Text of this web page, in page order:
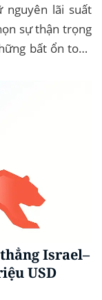
nguyên lãi suất
sự thận trọng
bất ổn toàn
Israel–
USD